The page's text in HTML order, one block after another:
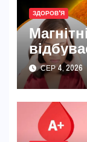
ЗДОРОВ'Я
нашим
СЕР 4, 2026